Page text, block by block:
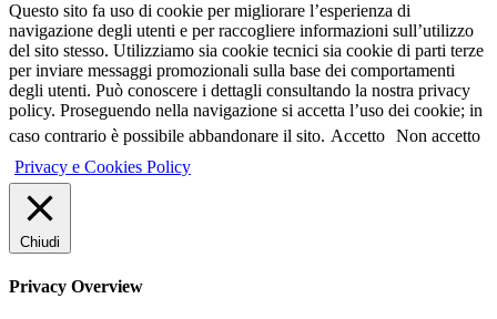
Questo sito fa uso di cookie per migliorare l’esperienza di
navigazione degli utenti e per raccogliere informazioni sull’utilizzo
del sito stesso. Utilizziamo sia cookie tecnici sia cookie di parti terze
per inviare messaggi promozionali sulla base dei comportamenti
degli utenti. Può conoscere i dettagli consultando la nostra privacy
policy. Proseguendo nella navigazione si accetta l’uso dei cookie; in
caso contrario è possibile abbandonare il sito. Accetto Non accetto
Privacy e Cookies Policy
Chiudi
Privacy Overview